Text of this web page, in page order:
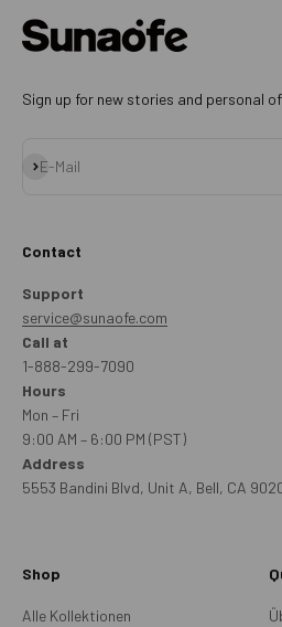
Sign up for new stories and personal
E-Mail
Abonnieren
Contact
Support
service@sunaofe.com
Call at
1-888-299-7090
Hours
Mon – Fri
9:00 AM – 6:00 PM (PST)
Address
5553 Bandini Blvd, Unit A, Bell, CA
Shop
Alle Kollektionen